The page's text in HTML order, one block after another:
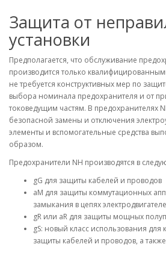
Защита от
установки
Предполагается, что обслуживание
производится только
не требуется конструктивных мер по
выбора номинала предохранителя и от
токоведущим частям. В предохранителях
безопасной замены и отключения
элементы и вспомогательные средства
образом.
Предохранители NH производятся в
gG для защиты кабелей и проводов
aM для защиты коммутационных
замыкания в цепях
gR или aR для защиты мощных
gS: новый класс использования
защиты кабелей и проводов, а